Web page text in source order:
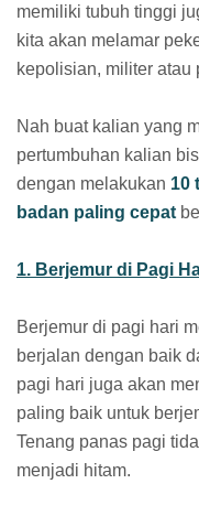
memiliki tubuh tinggi
kita akan melamar
kepolisian, militer atau
Nah buat kalian yang
pertumbuhan kalian
dengan melakukan 10
badan paling cepat
1. Berjemur di Pagi
Berjemur di pagi hari
berjalan dengan baik
pagi hari juga akan
paling baik untuk
Tenang panas pagi
menjadi hitam.